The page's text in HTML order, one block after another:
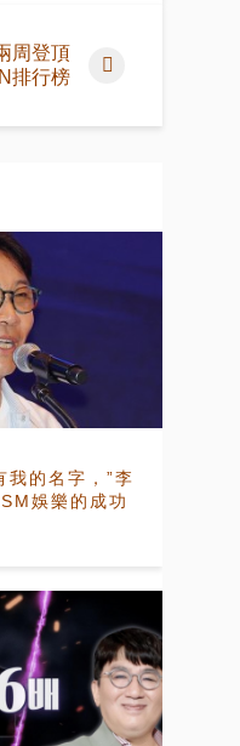
周登頂
排行榜
我的名字，”李
娛樂的成功